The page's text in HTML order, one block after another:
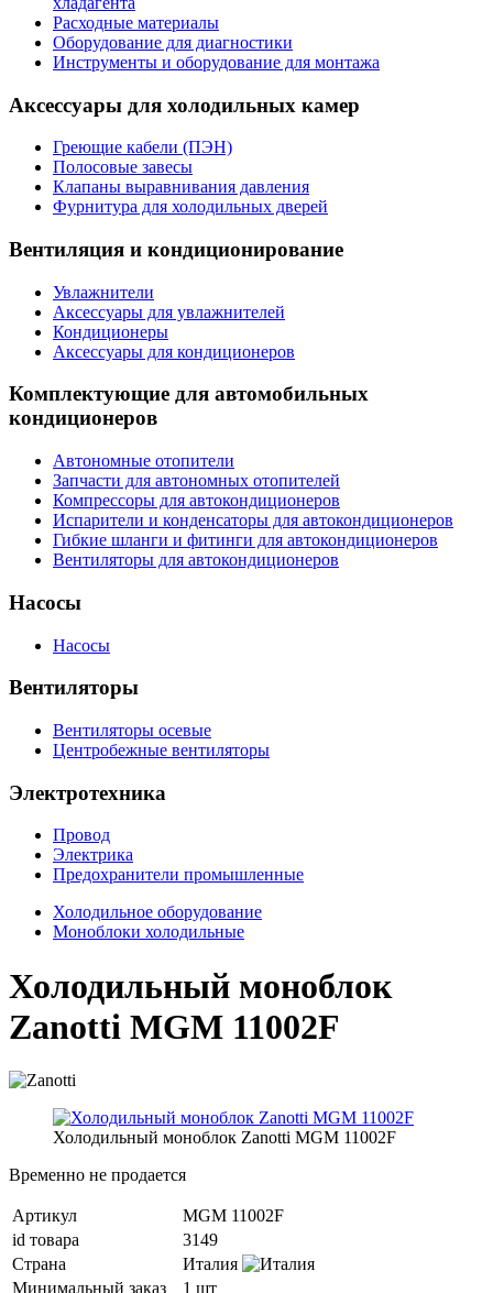
Расходные материалы
Оборудование для диагностики
Инструменты и оборудование для монтажа
Аксессуары для холодильных камер
Греющие кабели (ПЭН)
Полосовые завесы
Клапаны выравнивания давления
Фурнитура для холодильных дверей
Вентиляция и кондиционирование
Увлажнители
Аксессуары для увлажнителей
Кондиционеры
Аксессуары для кондиционеров
Комплектующие для автомобильных
кондиционеров
Автономные отопители
Запчасти для автономных отопителей
Компрессоры для автокондиционеров
Испарители и конденсаторы для автокондиционеров
Гибкие шланги и фитинги для автокондиционеров
Вентиляторы для автокондиционеров
Насосы
Насосы
Вентиляторы
Вентиляторы осевые
Центробежные вентиляторы
Электротехника
Провод
Электрика
Предохранители промышленные
Холодильное оборудование
Моноблоки холодильные
Холодильный моноблок
Zanotti MGM 11002F
Холодильный моноблок Zanotti MGM 11002F
Временно не продается
Артикул
MGM 11002F
id товара
3149
Страна
Италия
Минимальный заказ
1 шт